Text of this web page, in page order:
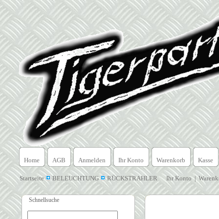
Home AGB Anmelden Ihr Konto Warenkorb Kasse
Startseite BELEUCHTUNG RÜCKSTRAHLER Ihr Konto|
Schnellsuche